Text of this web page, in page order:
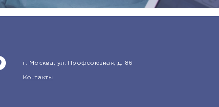
г. Москва, ул. Профсоюзная, д. 86
Контакты